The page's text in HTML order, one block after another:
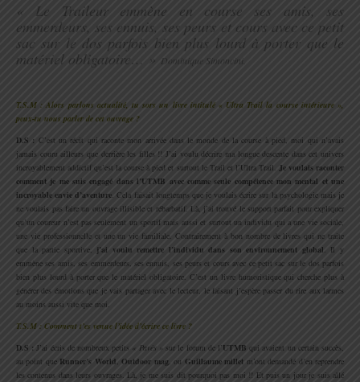
« Le Traileur emmène en course ses amis, ses
emmerdeurs, ses ennuis, ses peurs et cours avec ce petit
sac sur le dos parfois bien plus lourd à porter que le
matériel obligatoire… » Dominique Simoncini.
T.S.M : Alors parlons actualité, tu sors un livre intitulé « Ultra Trail la course intérieure »,
peux-tu nous parler de cet ouvrage ?
D.S : C’est un récit qui raconte mon arrivée dans le monde de la course à pied, moi qui n’avais
jamais couru ailleurs que derrière les filles !! J’ai voulu décrire ma longue descente dans cet univers
incroyablement addictif qu’est la course à pied et surtout le Trail et l’Ultra Trail. Je voulais raconter
comment je me suis engagé dans l’UTMB avec comme seule compétence mon mental et une
incroyable envie d’aventure. Cela faisait longtemps que je voulais écrire sur la psychologie mais je
ne voulais pas faire un ouvrage illisible et rébarbatif. Là, j’ai trouvé le support parfait pour expliquer
qu’un coureur n’est pas seulement un sportif mais aussi et surtout un individu qui a une vie sociale,
une vie professionnelle et une un vie familiale. Contrairement à bon nombre de livres qui ne traite
que la partie sportive, j’ai voulu remettre l’individu dans son environnement global. Il y
emmène ses amis, ses emmerdeurs, ses ennuis, ses peurs et cours avec ce petit sac sur le dos parfois
bien plus lourd à porter que le matériel obligatoire. C’est un livre humoristique qui cherche plus à
générer des émotions que je vais partager avec le lecteur, le faisant j’espère passer du rire aux larmes
au moins aussi vite que moi.
T.S.M : Comment t’es venue l’idée d’écrire ce livre ?
D.S :J’ai écris de nombreux petits « Pavés » sur le forum de l’UTMB qui avaient un certain succès,
au point que Runner’s World,Outdoor mag, ou Guillaume millet m’ont demandé d’en reprendre
les contenus dans leurs ouvrages. Là, je me suis dit pourquoi pas moi !! Et puis un jour je suis allé